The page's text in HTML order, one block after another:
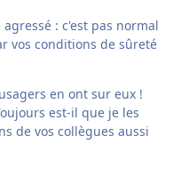
: c'est pas normal
vos conditions de sûreté
en ont sur eux !
est-il que je les
de vos collègues aussi